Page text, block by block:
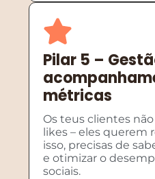
Pilar 5 –
métricas
Os teus clientes
likes – eles querem
isso, precisas de
e otimizar o
sociais.